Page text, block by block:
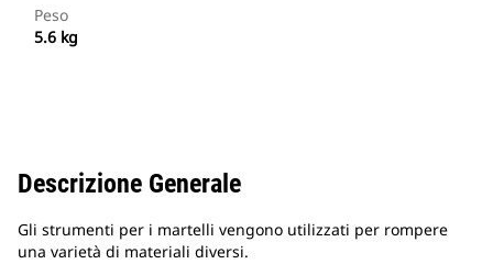
Peso
5.6 kg
Descrizione Generale
Gli strumenti per i martelli vengono utilizzati per rompere
una varietà di materiali diversi.